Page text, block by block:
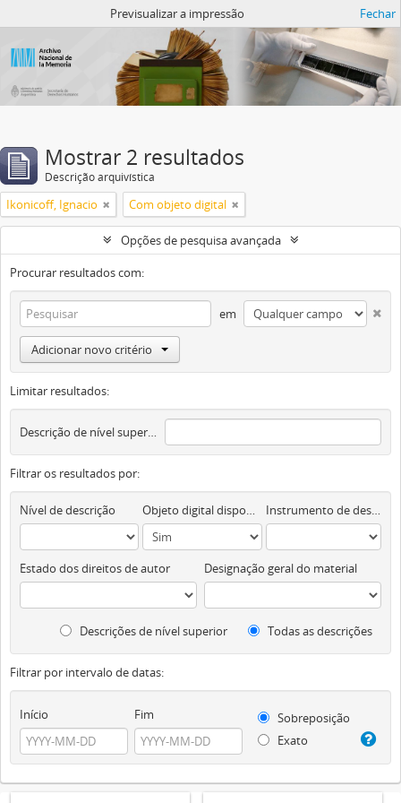
Previsualizar a impressão Fechar
Mostrar 2 resultados
Descrição arquivística
Ikonicoff, Ignacio Com objeto digital
Opções de pesquisa avançada
Procurar resultados com:
em
Adicionar novo critério
Limitar resultados:
Descrição de nível superior
Filtrar os resultados por:
Nível de descrição Objeto digital disponível Instrumento de descrição documental
Estado dos direitos de autor Designação geral do material
Descrições de nível superior Todas as descrições
Filtrar por intervalo de datas:
Início Fim
Sobreposição
Exato